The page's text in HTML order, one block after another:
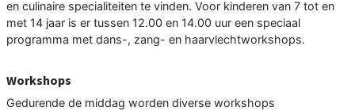
en culinaire specialiteiten te vinden. Voor kinderen van 7 tot en
met 14 jaar is er tussen 12.00 en 14.00 uur een speciaal
programma met dans-, zang- en haarvlechtworkshops.
Workshops
Gedurende de middag worden diverse workshops